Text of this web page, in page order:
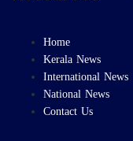
Home
Kerala News
International News
National News
Contact Us